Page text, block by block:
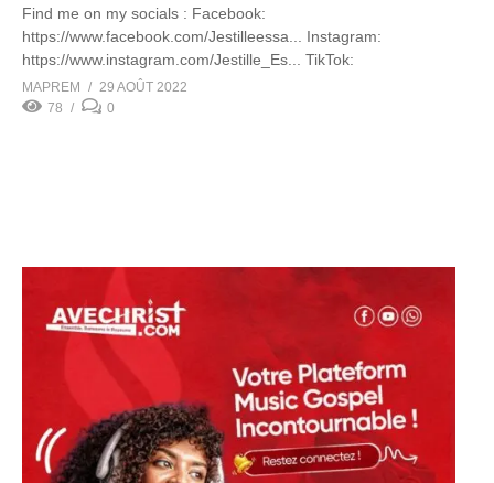
Find me on my socials : Facebook:
https://www.facebook.com/Jestilleessa... Instagram:
https://www.instagram.com/Jestille_Es... TikTok:
http://tiktok.com/@jestille_essama Snapchat:
@JestilleEssama […]
MAPREM
29 AOÛT 2022
78
0